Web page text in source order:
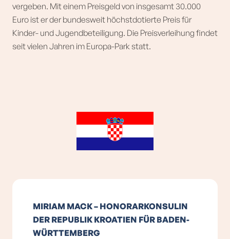
vergeben. Mit einem Preisgeld von insgesamt 30.000
Euro ist er der bundesweit höchstdotierte Preis für
Kinder- und Jugendbeteiligung. Die Preisverleihung findet
seit vielen Jahren im Europa-Park statt.
MIRIAM MACK – HONORARKONSULIN
DER REPUBLIK KROATIEN FÜR BADEN-
WÜRTTEMBERG